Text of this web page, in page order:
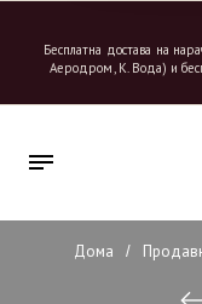
Бесплатна достава на
Аеродром, К. Вода) и
Дома /